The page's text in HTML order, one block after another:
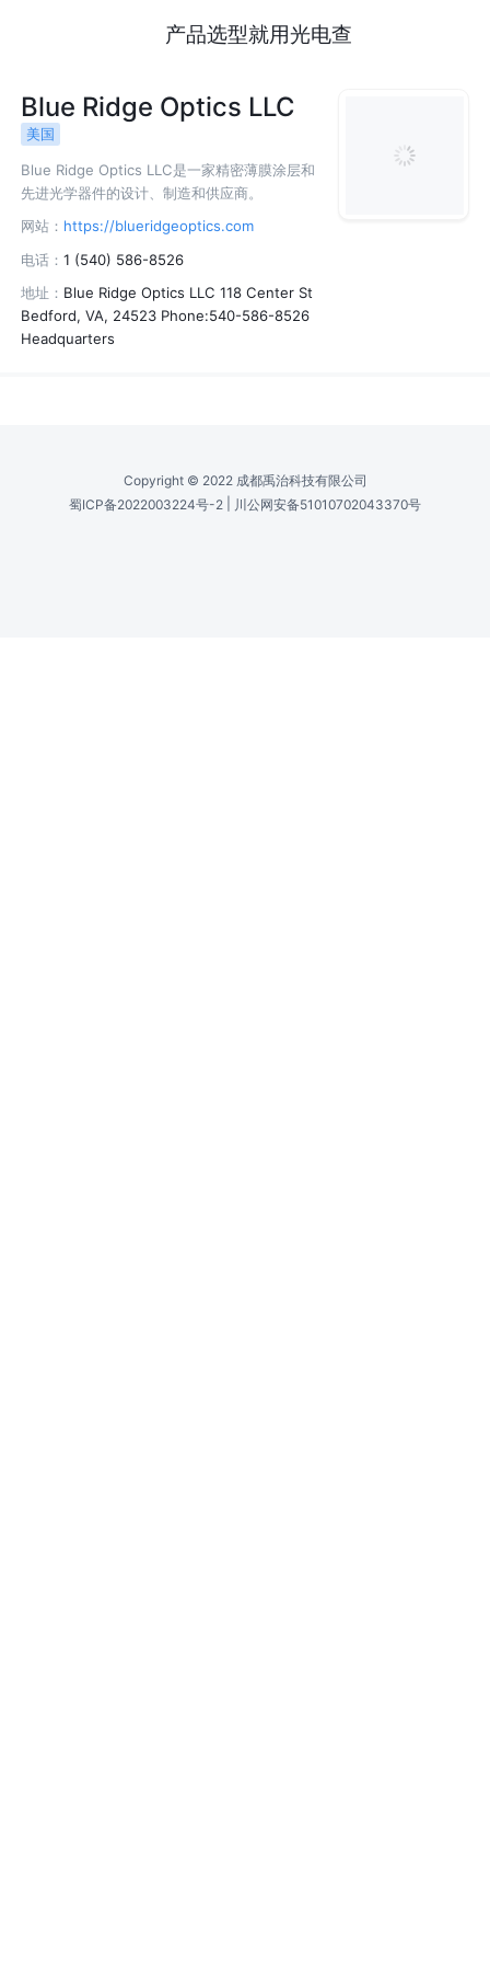
产品选型就用光电查
Blue Ridge Optics LLC
美国
Blue Ridge Optics LLC是一家精密薄膜涂层和
先进光学器件的设计、制造和供应商。
网站： https://blueridgeoptics.com
电话：1 (540) 586-8526
地址： Blue Ridge Optics LLC 118 Center St
Bedford, VA, 24523 Phone:540-586-8526
Headquarters
Copyright © 2022 成都禹治科技有限公司
蜀ICP备2022003224号-2
川公网安备51010702043370号